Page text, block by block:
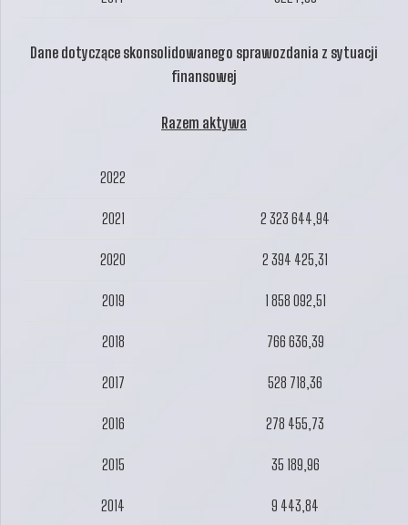
Dane dotyczące skonsolidowanego sprawozdania z sytuacji
finansowej
Razem aktywa
2022
2021 2 323 644,94
2020 2 394 425,31
2019 1 858 092,51
2018 766 636,39
2017 528 718,36
2016 278 455,73
2015 35 189,96
2014 9 443,84